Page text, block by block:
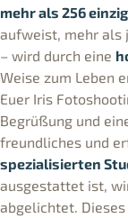
mehr als 256
aufweist, mehr als
– wird durch eine
Weise zum Leben
Euer Iris
Begrüßung und
freundliches und
spezialisierten
ausgestattet ist,
abgelichtet. Dieses